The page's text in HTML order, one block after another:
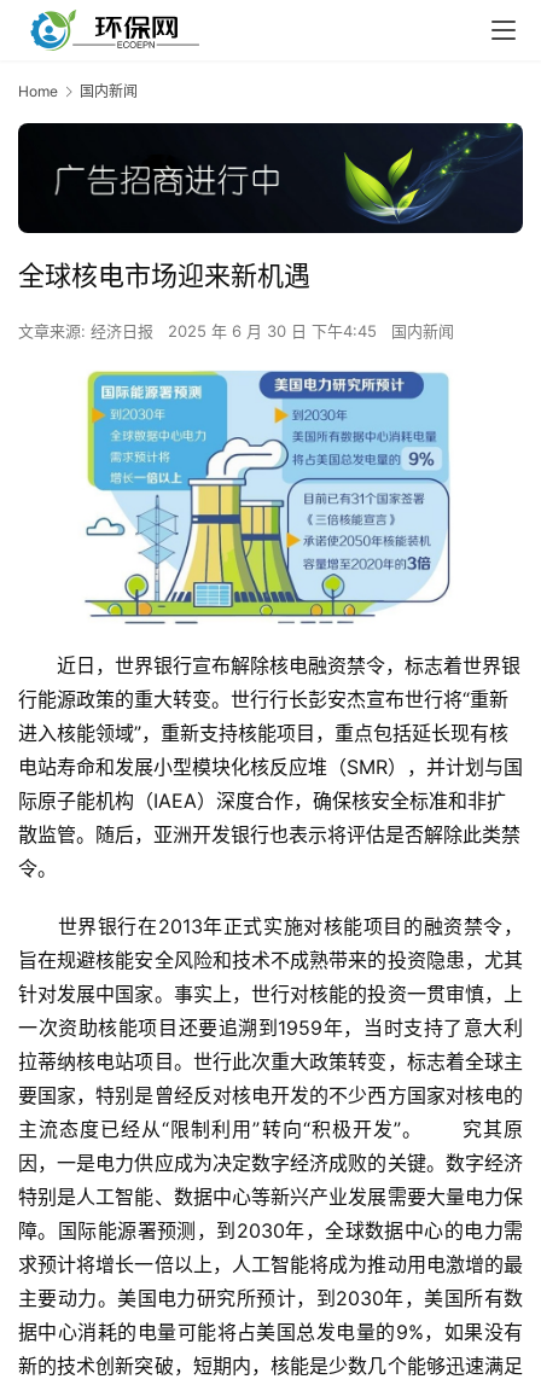
Home 国内新闻
全球核电市场迎来新机遇
文章来源: 经济日报 2025 年 6 月 30 日 下午4:45 国内新闻
近日，世界银行宣布解除核电融资禁令，标志着世界银
行能源政策的重大转变。世行行长彭安杰宣布世行将“重新
进入核能领域”，重新支持核能项目，重点包括延长现有核
电站寿命和发展小型模块化核反应堆（SMR），并计划与国
际原子能机构（IAEA）深度合作，确保核安全标准和非扩
散监管。随后，亚洲开发银行也表示将评估是否解除此类禁
令。
世界银行在2013年正式实施对核能项目的融资禁令，
旨在规避核能安全风险和技术不成熟带来的投资隐患，尤其
针对发展中国家。事实上，世行对核能的投资一贯审慎，上
一次资助核能项目还要追溯到1959年，当时支持了意大利
拉蒂纳核电站项目。世行此次重大政策转变，标志着全球主
要国家，特别是曾经反对核电开发的不少西方国家对核电的
主流态度已经从“限制利用”转向“积极开发”。 究其原
因，一是电力供应成为决定数字经济成败的关键。数字经济
特别是人工智能、数据中心等新兴产业发展需要大量电力保
障。国际能源署预测，到2030年，全球数据中心的电力需
求预计将增长一倍以上，人工智能将成为推动用电激增的最
主要动力。美国电力研究所预计，到2030年，美国所有数
据中心消耗的电量可能将占美国总发电量的9%，如果没有
新的技术创新突破，短期内，核能是少数几个能够迅速满足